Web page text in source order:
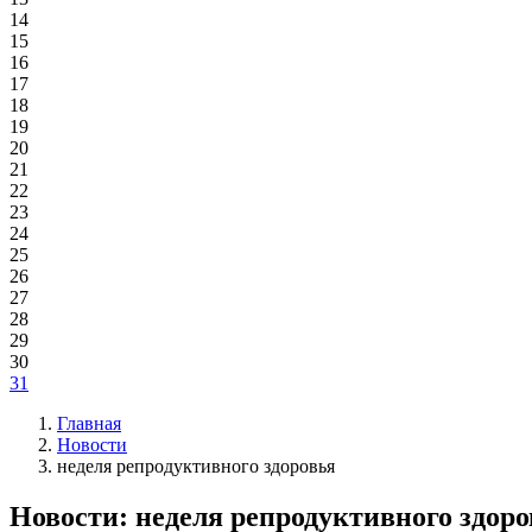
14
15
16
17
18
19
20
21
22
23
24
25
26
27
28
29
30
31
Главная
Новости
неделя репродуктивного здоровья
Новости: неделя репродуктивного